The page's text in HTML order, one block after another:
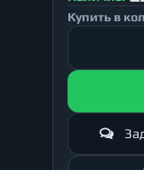
Купить в